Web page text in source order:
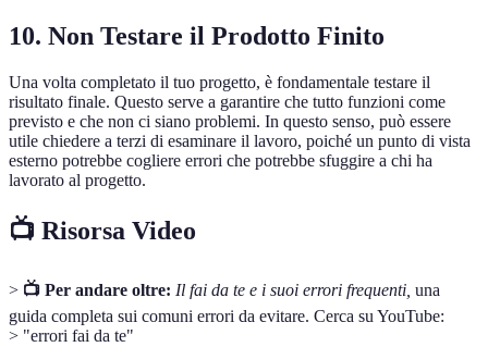
10. Non Testare il Prodotto Finito
Una volta completato il tuo progetto, è fondamentale testare il
risultato finale. Questo serve a garantire che tutto funzioni come
previsto e che non ci siano problemi. In questo senso, può essere
utile chiedere a terzi di esaminare il lavoro, poiché un punto di vista
esterno potrebbe cogliere errori che potrebbe sfuggire a chi ha
lavorato al progetto.
📺 Risorsa Video
> 📺 Per andare oltre: Il fai da te e i suoi errori frequenti, una
guida completa sui comuni errori da evitare. Cerca su YouTube:
> "errori fai da te"